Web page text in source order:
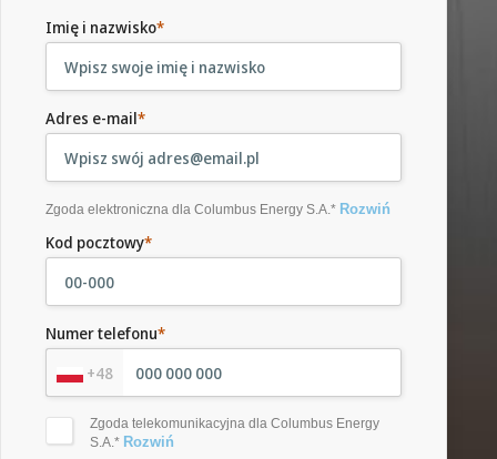
Imię i nazwisko*
Adres e-mail*
Zgoda elektroniczna dla Columbus Energy S.A.* Rozwiń
Kod pocztowy*
Numer telefonu*
+48
Zgoda telekomunikacyjna dla Columbus Energy
S.A.* Rozwiń